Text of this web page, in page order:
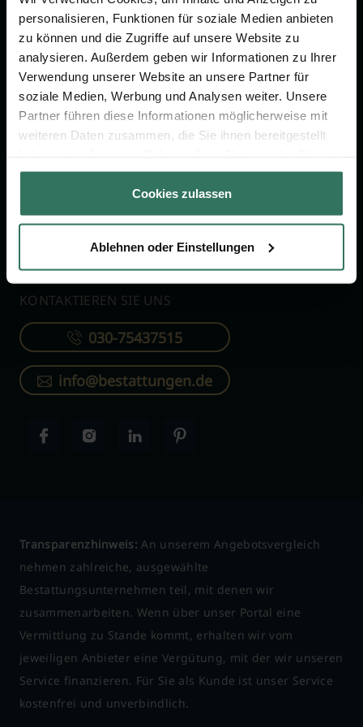
personalisieren, Funktionen für soziale Medien anbieten
zu können und die Zugriffe auf unsere Website zu
analysieren. Außerdem geben wir Informationen zu Ihrer
Verwendung unserer Website an unsere Partner für
soziale Medien, Werbung und Analysen weiter. Unsere
Partner führen diese Informationen möglicherweise mit
weiteren Daten zusammen, die Sie ihnen bereitgestellt
gesammelt haben.
Cookies zulassen
Ablehnen oder Einstellungen
FÜR SIE
Vergleich
Ratgeber
Verzeichnis
Wissenswertes
Für Bestatter
FÜR BESTATTER
Online-Portal
Kostenlos registrieren
KONTAKTIEREN SIE UNS
030-75437515
info@bestattungen.de
Transparenzhinweis: An unserem Angebotsvergleich
nehmen zahlreiche, ausgewählte
Bestattungsunternehmen teil, mit denen wir
zusammenarbeiten. Wenn über unser Portal eine
Vermittlung zu Stande kommt, erhalten wir vom
jeweiligen Anbieter eine Vergütung, mit der wir unseren
Service finanzieren. Für Sie als Kunde ist unser Service
kostenfrei und unverbindlich.